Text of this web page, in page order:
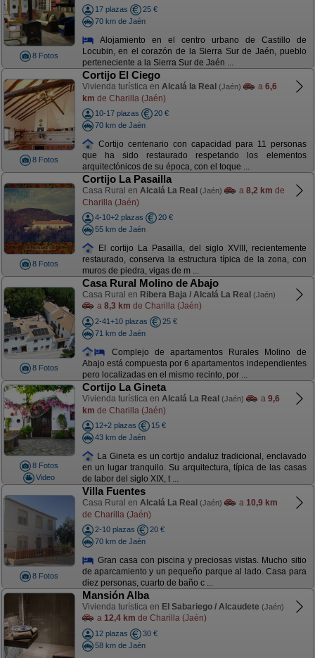
8 Fotos
17 plazas
25 €
70 km de Jaén
Alojamiento en el centro urbano de Castillo de
Locubin, en el corazón de la Sierra Sur de Jaén, pueblo
perteneciente a la Sierra Sur de Jaén ...
8 Fotos
Cortijo El Ciego
Vivienda turística en Alcalá la Real (Jaén) a 6,6
km de Charilla (Jaén)
10-17 plazas
20 €
70 km de Jaén
Cortijo centenario con capacidad para 11 personas
que ha sido restaurado respetando los elementos
arquitectónicos de su época, con el toque ...
8 Fotos
Cortijo La Pasailla
Casa Rural en Alcalá La Real (Jaén) a 8,2 km de
Charilla (Jaén)
4-10+2 plazas
20 €
55 km de Jaén
El cortijo La Pasailla, del siglo XVIII, recientemente
restaurado, conserva la estructura típica de la zona, con
muros de piedra, vigas de m ...
8 Fotos
Casa Rural Molino de Abajo
Casa Rural en Ribera Baja / Alcalá La Real (Jaén)
a 8,3 km de Charilla (Jaén)
2-41+10 plazas
25 €
71 km de Jaén
Complejo de apartamentos Rurales Molino de
Abajo está compuesta por 6 apartamentos independientes
pero localizadas en el mismo recinto, por ...
8 Fotos
Video
Cortijo La Gineta
Vivienda turística en Alcalá La Real (Jaén) a 9,6
km de Charilla (Jaén)
12+2 plazas
15 €
43 km de Jaén
La Gineta es un cortijo andaluz tradicional, enclavado
en un lugar tranquilo. Su arquitectura, típica de las casas
de labor del siglo XIX, t ...
8 Fotos
Villa Fuentes
Casa Rural en Alcalá La Real (Jaén) a 10,9 km
de Charilla (Jaén)
2-10 plazas
20 €
70 km de Jaén
Gran casa con piscina y preciosas vistas. Mucho sitio
de aparcamiento y un pequeño parque al lado. Casa para
diez personas, cuarto de baño c ...
Mansión Alba
Vivienda turística en El Sabariego / Alcaudete (Jaén)
a 12,4 km de Charilla (Jaén)
12 plazas
30 €
58 km de Jaén